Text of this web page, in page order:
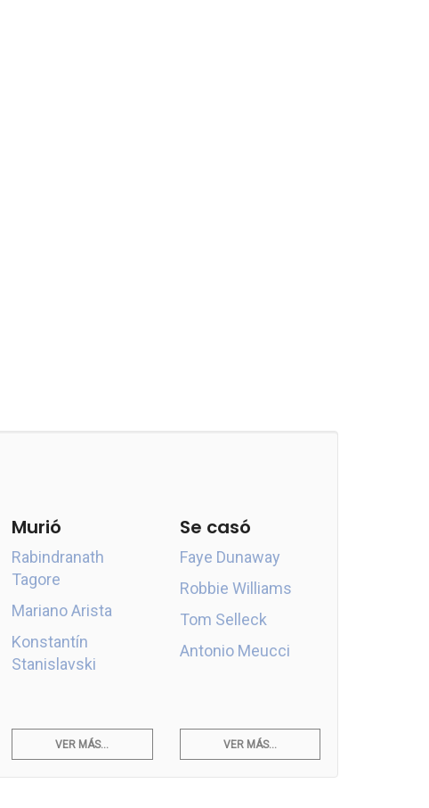
Murió
Rabindranath
Tagore
Mariano Arista
Konstantín
Stanislavski
Se casó
Faye Dunaway
Robbie Williams
Tom Selleck
Antonio Meucci
VER MÁS... VER MÁS...